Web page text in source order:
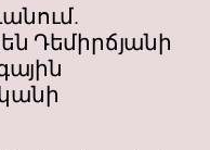
Դեմիրճյանի